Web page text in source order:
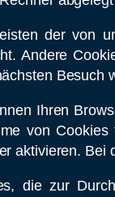
der von
Andere
Besuch
Ihren
von
aktivieren. Bei
die zur